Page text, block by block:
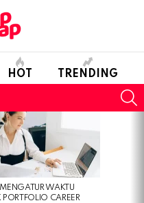
HOT TRENDING
WAKTU
PORTFOLIO CAREER